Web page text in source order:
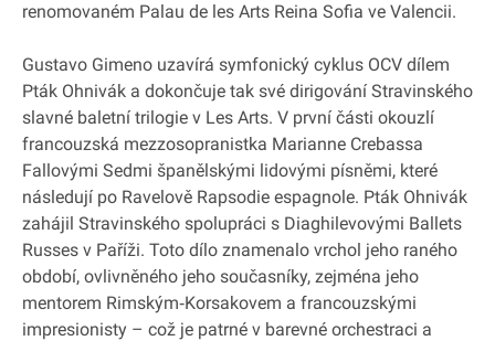
renomovaném Palau de les Arts Reina Sofia ve Valencii.
Gustavo Gimeno uzavírá symfonický cyklus OCV dílem
Pták Ohnivák a dokončuje tak své dirigování Stravinského
slavné baletní trilogie v Les Arts. V první části okouzlí
francouzská mezzosopranistka Marianne Crebassa
Fallovými Sedmi španělskými lidovými písněmi, které
následují po Ravelově Rapsodie espagnole. Pták Ohnivák
zahájil Stravinského spolupráci s Diaghilevovými Ballets
Russes v Paříži. Toto dílo znamenalo vrchol jeho raného
období, ovlivněného jeho současníky, zejména jeho
mentorem Rimským‐Korsakovem a francouzskými
impresionisty – což je patrné v barevné orchestraci a